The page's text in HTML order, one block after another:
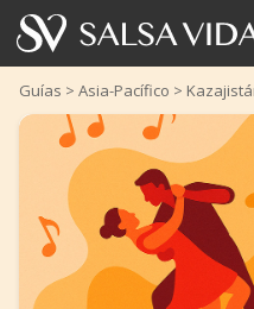
Inicio
Eventos
Noticias
Artículos
Guías > Asia-Pacífico >